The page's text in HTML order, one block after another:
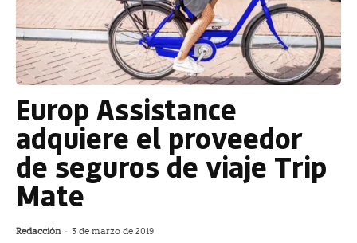
Europ Assistance
adquiere el proveedor
de seguros de viaje Trip
Mate
Redacción - 3 de marzo de 2019